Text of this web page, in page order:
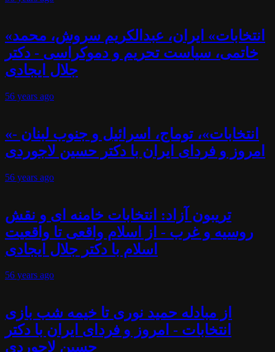
«انتخابات» ایران، عبدالکریم سروش، محمد
خاتمی، سیاست تحریم و دموکراسی - دکتر
جلال ایجادی
56 years ago
«انتخابات»، توماج، اسرائیل و جنوب لبنان -
امروز و فردای ایران با دکتر حسین لاجوردی
56 years ago
تریبون آزاد: انتخابات خامنه ای و نقش
روسیه و غرب - از اسلام واقعی تا واقعیت
اسلام با دکتر جلال ایجادی
56 years ago
از مبادله حمید نوری تا خیمه شب بازی
انتخابات - امروز و فردای ایران با دکتر
حسین لاجوردی